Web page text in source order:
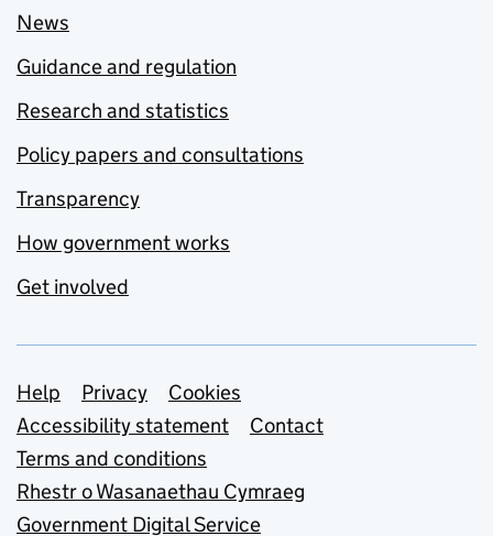
News
Guidance and regulation
Research and statistics
Policy papers and consultations
Transparency
How government works
Get involved
Support links
Help Privacy
Cookies
Accessibility statement
Contact
Terms and conditions
Rhestr o Wasanaethau Cymraeg
Government Digital Service